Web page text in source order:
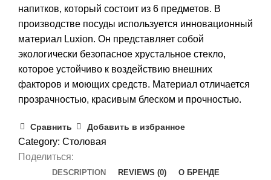
напитков, который состоит из 6 предметов. В
производстве посуды используется инновационный
материал Luxion. Он представляет собой
экологически безопасное хрустальное стекло,
которое устойчиво к воздействию внешних
факторов и моющих средств. Материал отличается
прозрачностью, красивым блеском и прочностью.
Сравнить Добавить в избранное
Category: Столовая
Поделиться:
DESCRIPTION REVIEWS (0) О БРЕНДЕ